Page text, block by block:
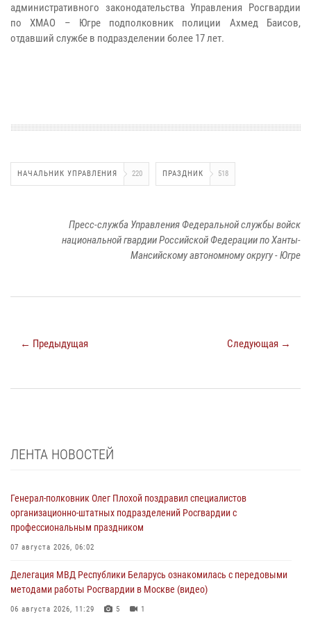
административного законодательства Управления Росгвардии
по ХМАО – Югре подполковник полиции Ахмед Баисов,
отдавший службе в подразделении более 17 лет.
НАЧАЛЬНИК УПРАВЛЕНИЯ 220 ПРАЗДНИК 518
Пресс-служба Управления Федеральной службы войск
национальной гвардии Российской Федерации по Ханты-
Мансийскому автономному округу - Югре
← Предыдущая Следующая →
ЛЕНТА НОВОСТЕЙ
Генерал-полковник Олег Плохой поздравил специалистов
организационно-штатных подразделений Росгвардии с
профессиональным праздником
07 августа 2026, 06:02
Делегация МВД Республики Беларусь ознакомилась с передовыми
методами работы Росгвардии в Москве (видео)
06 августа 2026, 11:29 5 1